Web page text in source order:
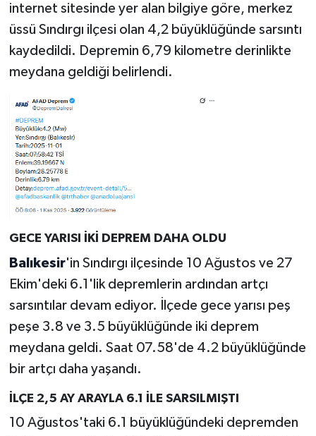
internet sitesinde yer alan bilgiye göre, merkez
üssü Sındırgı ilçesi olan 4,2 büyüklüğünde sarsıntı
kaydedildi. Depremin 6,79 kilometre derinlikte
meydana geldiği belirlendi.
GECE YARISI İKİ DEPREM DAHA OLDU
Balıkesir'in Sındırgı ilçesinde 10 Ağustos ve 27
Ekim'deki 6.1'lik depremlerin ardından artçı
sarsıntılar devam ediyor. İlçede gece yarısı peş
peşe 3.8 ve 3.5 büyüklüğünde iki deprem
meydana geldi. Saat 07.58'de 4.2 büyüklüğünde
bir artçı daha yaşandı.
İLÇE 2,5 AY ARAYLA 6.1 İLE SARSILMIŞTI
10 Ağustos'taki 6.1 büyüklüğündeki depremden